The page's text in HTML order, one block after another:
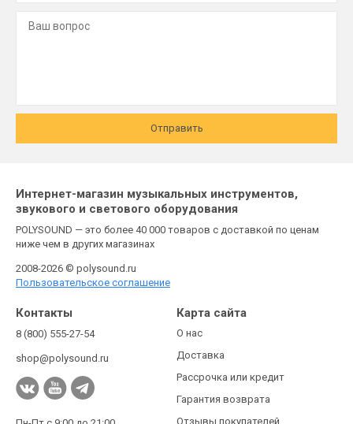
Отправить
Интернет-магазин музыкальных инструментов,
звукового и светового оборудования
POLYSOUND — это более 40 000 товаров с доставкой по ценам
ниже чем в других магазинах
2008-2026 © polysound.ru
Пользовательское соглашение
Контакты
8 (800) 555-27-54
shop@polysound.ru
Карта сайта
О нас
Доставка
Рассрочка или кредит
Гарантия возврата
Отзывы покупателей